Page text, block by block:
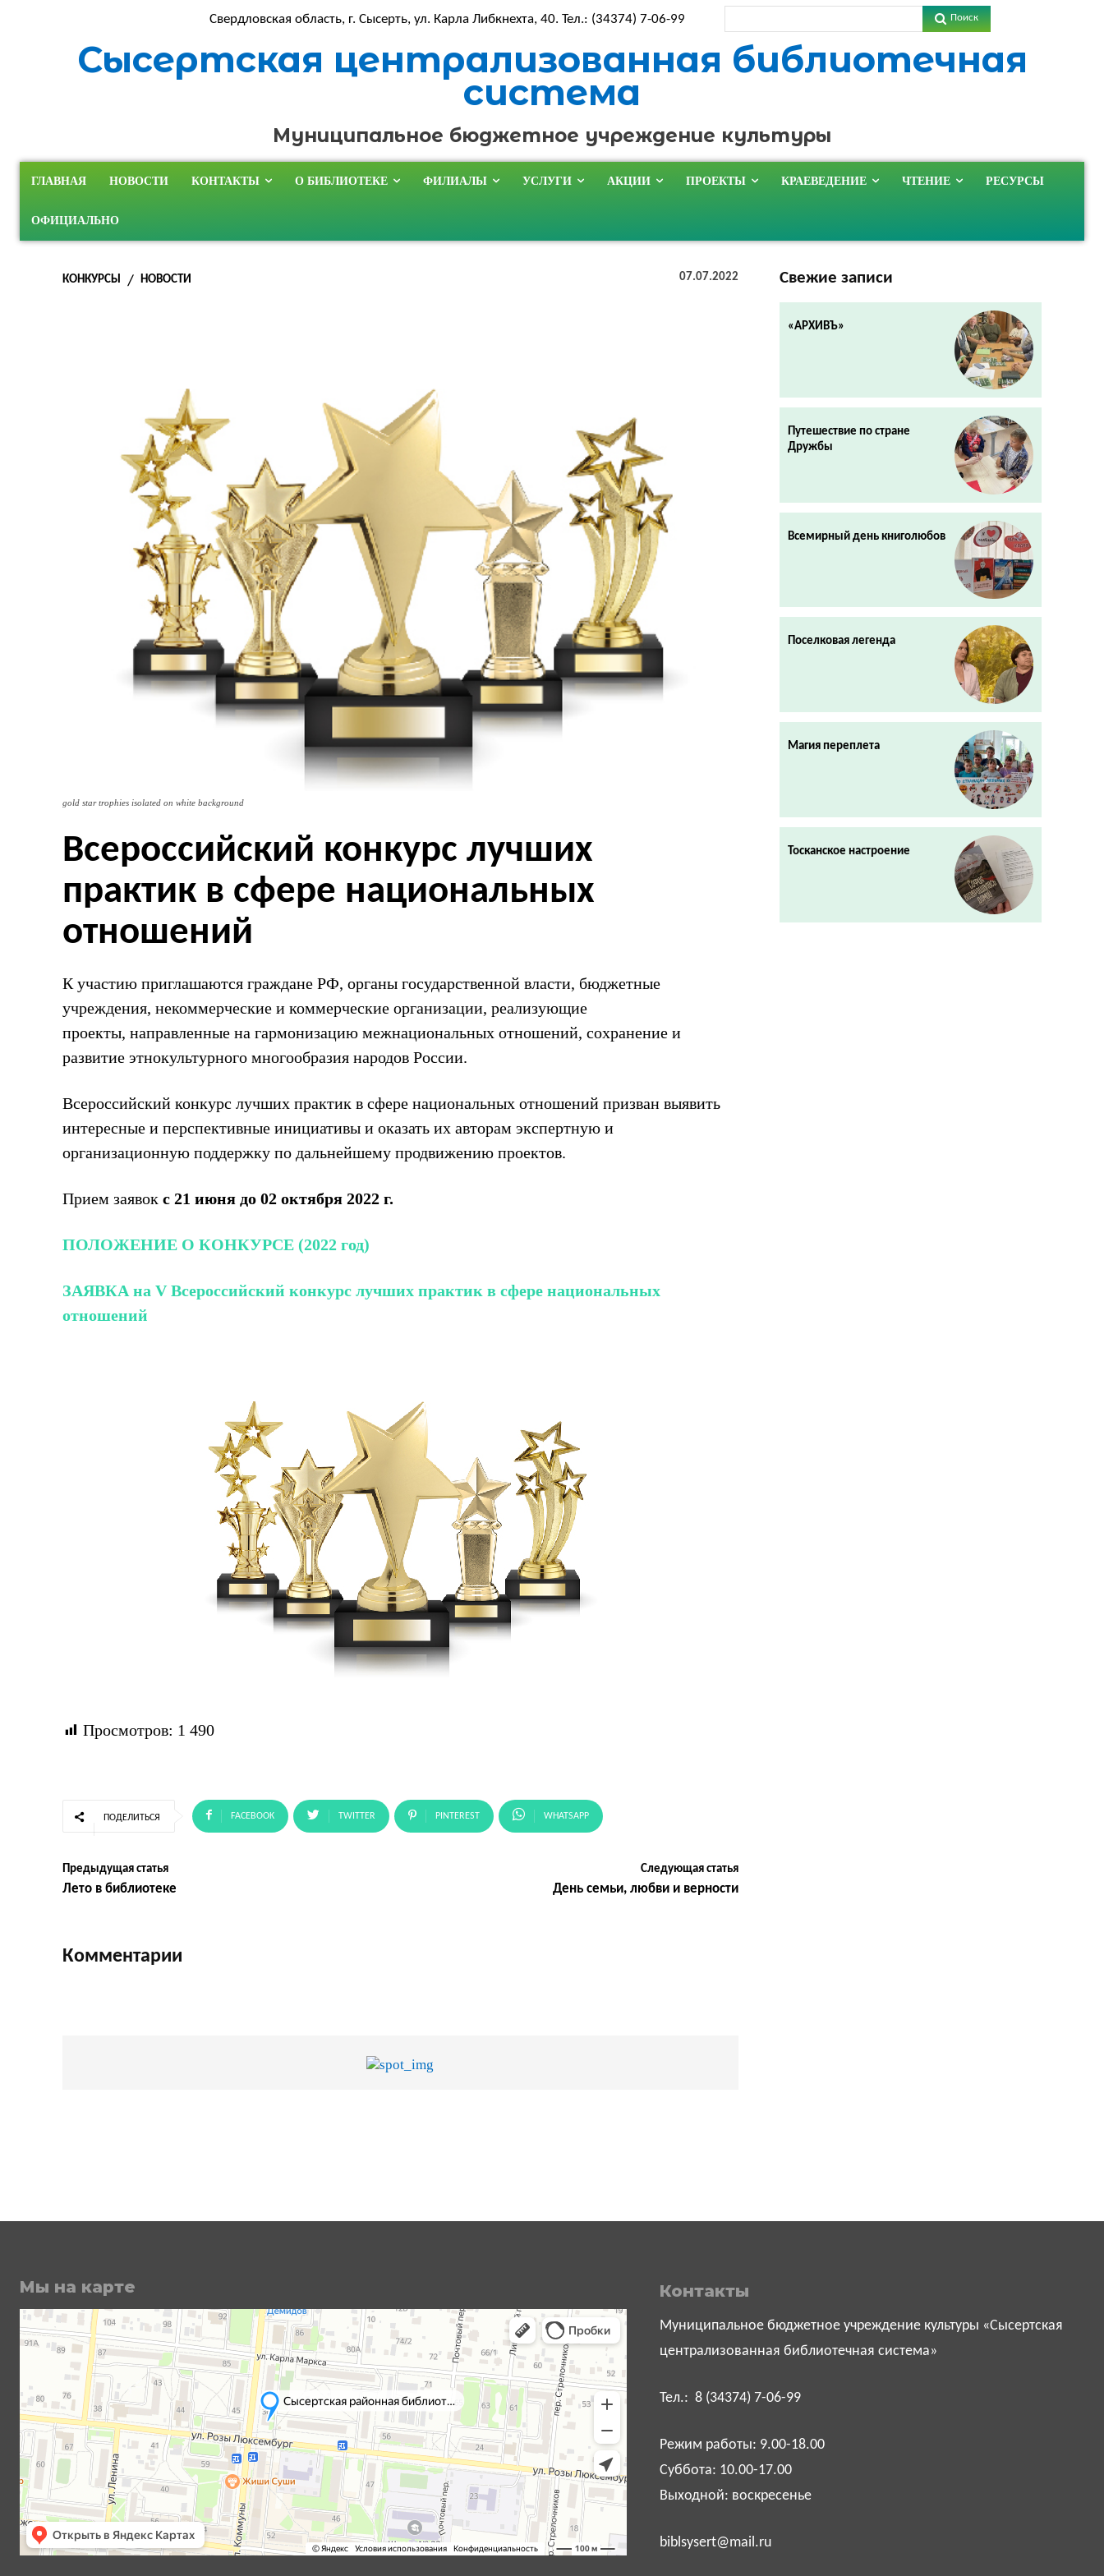
Свердловская область, г. Сысерть, ул. Карла Либкнехта, 40. Тел.: (34374) 7-06-99 Поиск
Сысертская централизованная библиотечная
система
Муниципальное бюджетное учреждение культуры
ГЛАВНАЯ НОВОСТИ КОНТАКТЫ О БИБЛИОТЕКЕ ФИЛИАЛЫ УСЛУГИ АКЦИИ ПРОЕКТЫ КРАЕВЕДЕНИЕ ЧТЕНИЕ РЕСУРСЫ
ОФИЦИАЛЬНО
КОНКУРСЫ НОВОСТИ 07.07.2022
gold star trophies isolated on white background
Всероссийский конкурс лучших
практик в сфере национальных
отношений
К участию приглашаются граждане РФ, органы государственной власти, бюджетные
учреждения, некоммерческие и коммерческие организации, реализующие
проекты, направленные на гармонизацию межнациональных отношений, сохранение и
развитие этнокультурного многообразия народов России.
Всероссийский конкурс лучших практик в сфере национальных отношений призван выявить
интересные и перспективные инициативы и оказать их авторам экспертную и
организационную поддержку по дальнейшему продвижению проектов.
Прием заявок с 21 июня до 02 октября 2022 г.
ПОЛОЖЕНИЕ О КОНКУРСЕ (2022 год)
ЗАЯВКА на VВсероссийский конкурс лучших практик в сфере национальных
отношений
Просмотров: 1 490
ПОДЕЛИТЬСЯ FACEBOOK TWITTER PINTEREST WHATSAPP
Предыдущая статья
Лето в библиотеке
Следующая статья
День семьи, любви и верности
Комментарии
Свежие записи
«АРХИВЪ»
Путешествие по стране
Дружбы
Всемирный день книголюбов
Поселковая легенда
Магия переплета
Тосканское настроение
Мы на карте Контакты
Муниципальное бюджетное учреждение культуры «Сысертская
централизованная библиотечная система»
Тел.: 8 (34374) 7-06-99
Режим работы: 9.00-18.00
Суббота: 10.00-17.00
Выходной: воскресенье
biblsysert@mail.ru